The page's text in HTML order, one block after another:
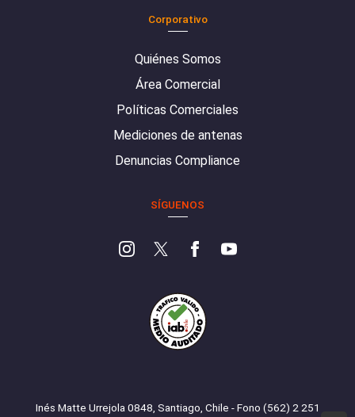
Corporativo
Quiénes Somos
Área Comercial
Políticas Comerciales
Mediciones de antenas
Denuncias Compliance
SÍGUENOS
Inés Matte Urrejola 0848, Santiago, Chile - Fono (562) 2 251